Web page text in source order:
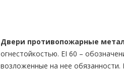
Двери противопожарные
огнестойкостью. EI 60 –
возложенные на нее